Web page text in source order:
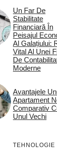
Un Far De
Stabilitate
Financiară În
Peisajul
Al Galațiului:
Vital Al Unei
De
Moderne
Avantajele
Apartament
Comparativ
Unul Vechi
TEHNOLOGIE